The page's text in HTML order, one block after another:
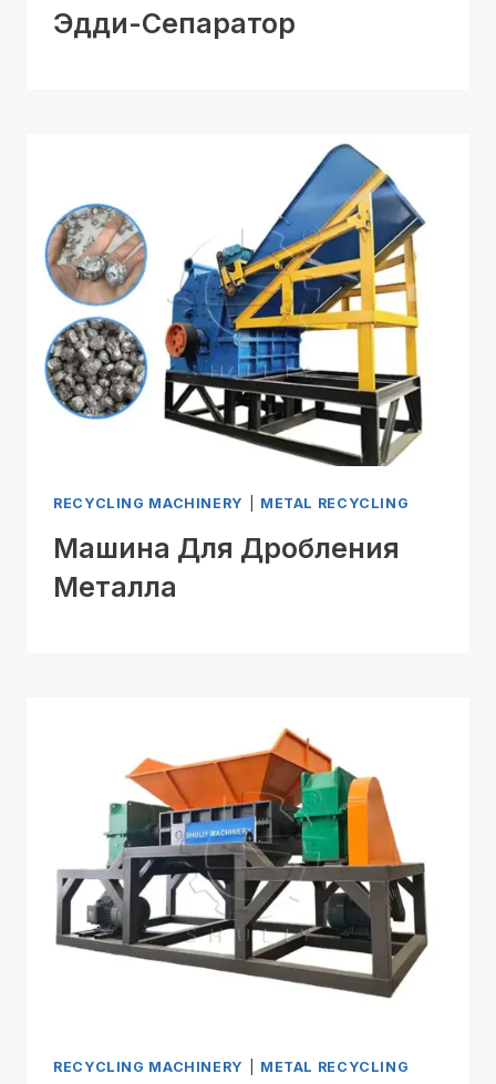
Эдди-Сепаратор
RECYCLING MACHINERY METAL RECYCLING
Машина Для Дробления
Металла
RECYCLING MACHINERY METAL RECYCLING